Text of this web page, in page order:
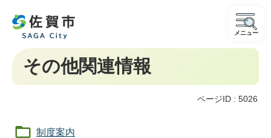
メニュー
その他関連情報
ページID : 5026
制度案内